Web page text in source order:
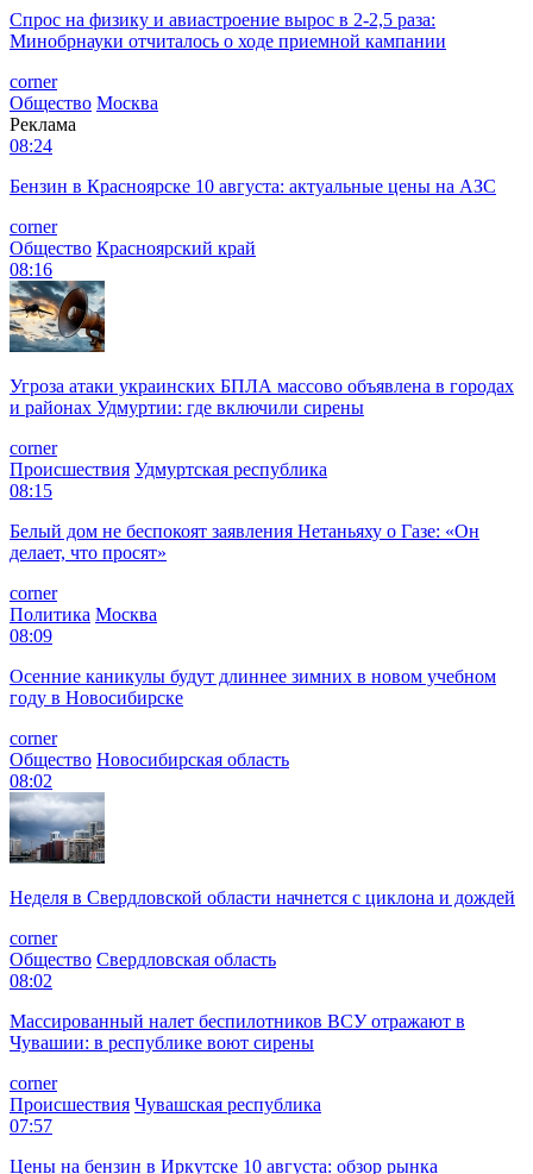
Спрос на физику и авиастроение вырос в 2-2,5 раза:
Минобрнауки отчиталось о ходе приемной кампании
corner
Общество Москва
Реклама
08:24
Бензин в Красноярске 10 августа: актуальные цены на АЗС
corner
Общество Красноярский край
08:16
Угроза атаки украинских БПЛА массово объявлена в городах
и районах Удмуртии: где включили сирены
corner
Происшествия Удмуртская республика
08:15
Белый дом не беспокоят заявления Нетаньяху о Газе: «Он
делает, что просят»
corner
Политика Москва
08:09
Осенние каникулы будут длиннее зимних в новом учебном
году в Новосибирске
corner
Общество Новосибирская область
08:02
Неделя в Свердловской области начнется с циклона и дождей
corner
Общество Свердловская область
08:02
Массированный налет беспилотников ВСУ отражают в
Чувашии: в республике воют сирены
corner
Происшествия Чувашская республика
07:57
Цены на бензин в Иркутске 10 августа: обзор рынка